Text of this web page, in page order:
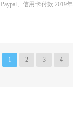
Paypal、信用卡付款 2019
1 2 3 4